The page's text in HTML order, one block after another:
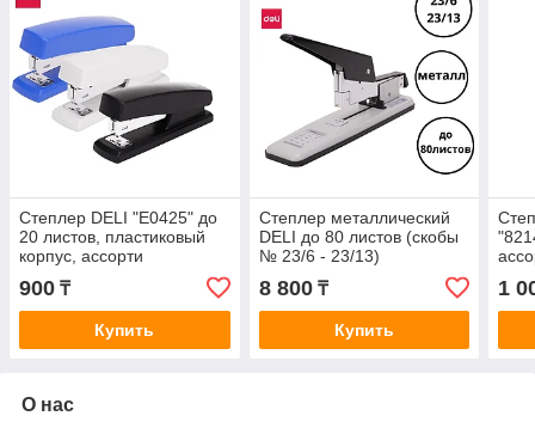
Степлер DELI "E0425" до
20 листов, пластиковый
корпус, ассорти
900 ₸
Купить
Степлер металлический
DELI до 80 листов (скобы
№ 23/6 - 23/13)
8 800₸
Купить
1
О нас